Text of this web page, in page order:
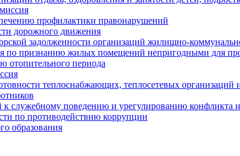
профилактики правонарушений
дорожного движения
задолженности организаций жилищно-
по признанию жилых помещений непригодными для
отопительного периода
теплоснабжающих, теплосетевых организаций
служебному поведению и урегулированию конфликта
по противодействию коррупции
образования